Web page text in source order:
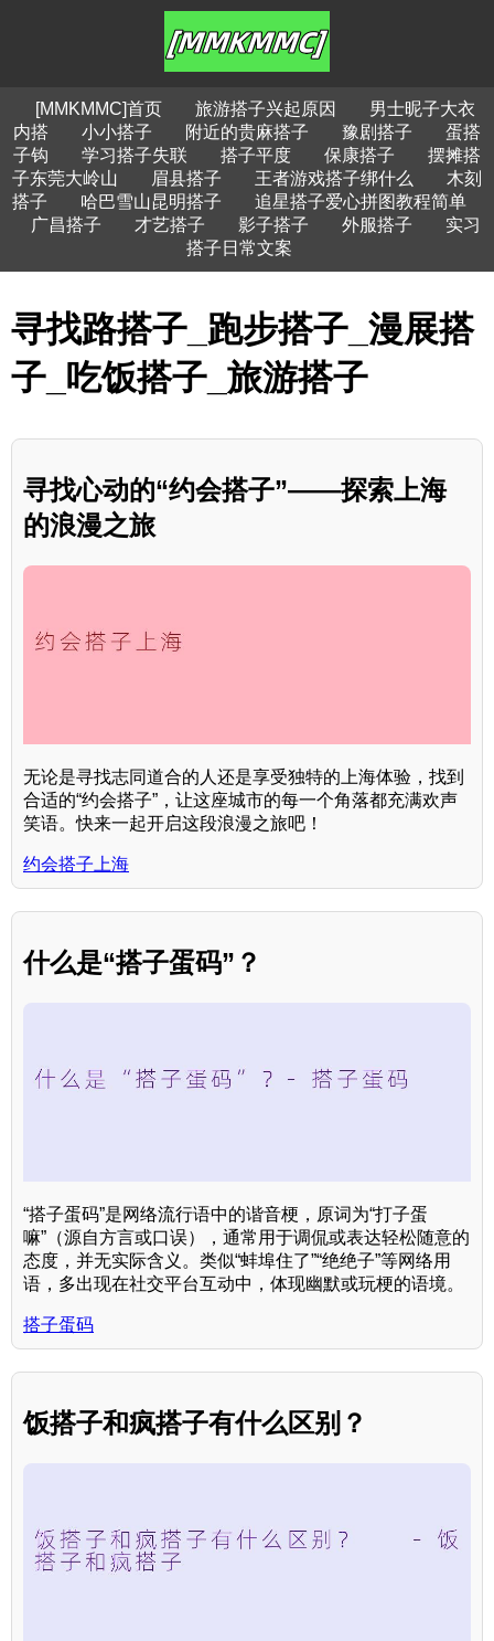
[MMKMMC]首页 旅游搭子兴起原因
男士昵子大衣
内搭
小小搭子 附近的贵麻搭子 豫剧搭子
蛋搭
子钩
学习搭子失联 搭子平度 保康搭子
摆摊搭
子东莞大岭山
眉县搭子 王者游戏搭子绑什么
木刻
搭子
哈巴雪山昆明搭子
追星搭子爱心拼图教程简单
广昌搭子
才艺搭子 影子搭子 外服搭子
实习
搭子日常文案
寻找路搭子_跑步搭子_漫展搭
子_吃饭搭子_旅游搭子
寻找心动的“约会搭子”——探索上海
的浪漫之旅
无论是寻找志同道合的人还是享受独特的上海体验，找到
合适的“约会搭子”，让这座城市的每一个角落都充满欢声
笑语。快来一起开启这段浪漫之旅吧！
约会搭子上海
什么是“搭子蛋码”？
“搭子蛋码”是网络流行语中的谐音梗，原词为“打子蛋
嘛”（源自方言或口误），通常用于调侃或表达轻松随意的
态度，并无实际含义。类似“蚌埠住了”“绝绝子”等网络用
语，多出现在社交平台互动中，体现幽默或玩梗的语境。
搭子蛋码
饭搭子和疯搭子有什么区别？